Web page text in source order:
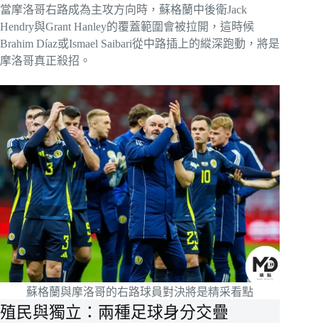
當摩洛哥右路成為主攻方向時，蘇格蘭中後衛Jack
Hendry與Grant Hanley的覆蓋範圍會被拉開，這時候
Brahim Díaz或Ismael Saibari從中路插上的縱深跑動，將是
摩洛哥真正殺招。
蘇格蘭與摩洛哥的右路球員對決將是精采看點
殖民與獨立：兩種足球身分交疊